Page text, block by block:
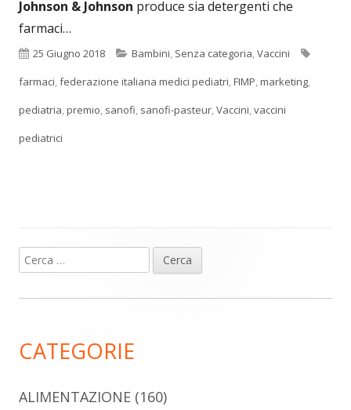
Johnson & Johnson produce sia detergenti che
farmaci…
Pubblicato
25 Giugno 2018 Categorie
Bambini, Senza categoria,Vaccini
farmaci,federazione italiana medici pediatri,FIMP,marketing,
pediatria,premio, sanofi, sanofi-pasteur,Vaccini,vaccini
pediatrici
Barra
laterale
Ricerca
per:
CATEGORIE
ALIMENTAZIONE (160)